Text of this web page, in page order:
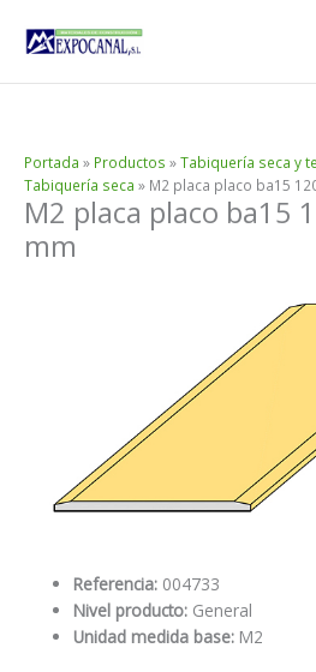
Portada » Productos »Tabiquería seca y
Tabiquería seca » M2 placa placo ba15
M2 placa placo ba15
mm
Referencia: 004733
Nivel producto: General
Unidad medida base: M2